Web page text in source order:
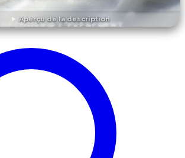
Aperçu de la description
DÉCOUVRIR L'ÉVÉNEMENT